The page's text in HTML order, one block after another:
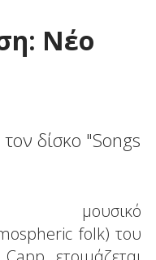
Νέο
δίσκο "Songs
folk) του